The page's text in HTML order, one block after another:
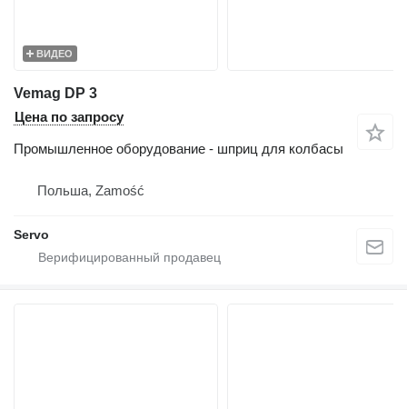
ВИДЕО
Vemag DP 3
Цена по запросу
Промышленное оборудование - шприц для колбасы
Польша, Zamość
Servo